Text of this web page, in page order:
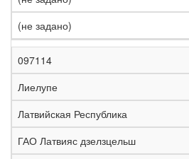
(не задано)
097114
Лиелупе
Латвийская Республика
ГАО Латвияс дзелзцельш